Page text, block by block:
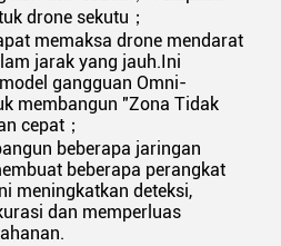
drone sekutu；
memaksa drone mendarat
jarak yang jauh.Ini
gangguan Omni-
membangun "Zona Tidak
cepat；
beberapa jaringan
beberapa perangkat
meningkatkan deteksi,
dan memperluas